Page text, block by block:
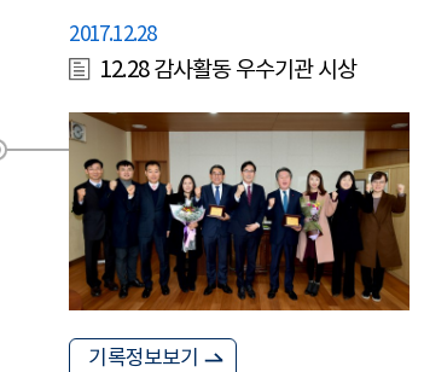
2017.12.28
12.28 감사활동 우수기관 시상
기록정보보기